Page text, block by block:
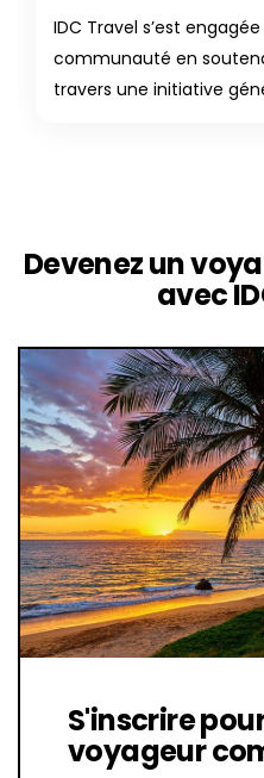
IDC Travel s’est
communauté en
travers une initiative
Devenez un
avec
S'inscrire
voyageur